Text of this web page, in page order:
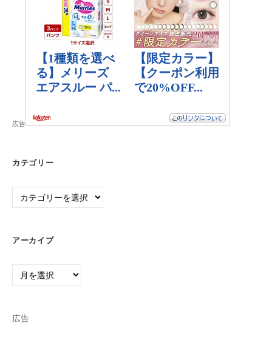
広告
カテゴリー
カ
ー
アーカイブ
ア
ブ
広告